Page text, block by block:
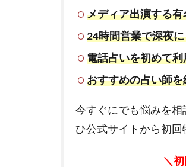
メディア出演する
24時間営業で深夜
電話占いを初めて
おすすめの占い師
今すぐにでも悩みを
ひ公式サイトから初回
＼